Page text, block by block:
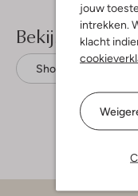
jouw
intrekken.
klacht
Bekijk meer
Shorts